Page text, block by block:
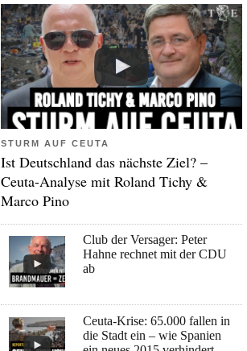
STURM AUF CEUTA
Ist Deutschland das nächste Ziel? –
Ceuta-Analyse mit Roland Tichy &
Marco Pino
Club der Versager: Peter
Hahne rechnet mit der CDU
ab
Ceuta-Krise: 65.000 fallen in
die Stadt ein – wie Spanien